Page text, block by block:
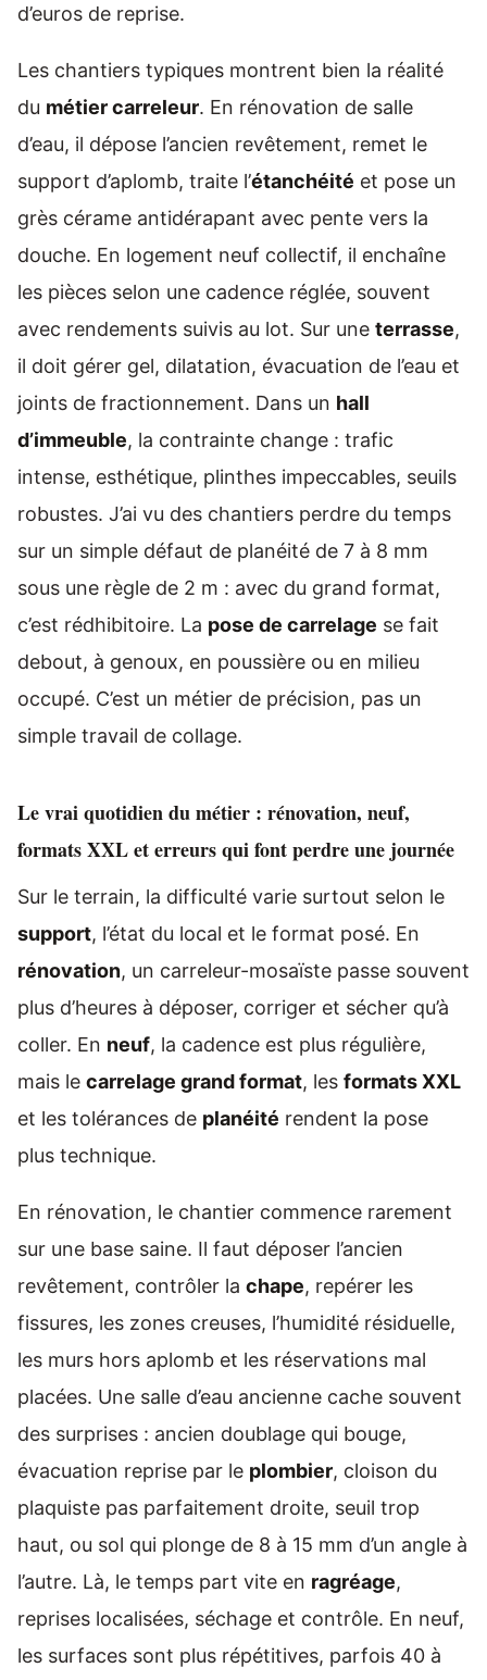
d’euros de reprise.
Les chantiers typiques montrent bien la réalité
du métier carreleur. En rénovation de salle
d’eau, il dépose l’ancien revêtement, remet le
support d’aplomb, traite l’étanchéité et pose un
grès cérame antidérapant avec pente vers la
douche. En logement neuf collectif, il enchaîne
les pièces selon une cadence réglée, souvent
avec rendements suivis au lot. Sur une terrasse,
il doit gérer gel, dilatation, évacuation de l’eau et
joints de fractionnement. Dans un hall
d’immeuble, la contrainte change : trafic
intense, esthétique, plinthes impeccables, seuils
robustes. J’ai vu des chantiers perdre du temps
sur un simple défaut de planéité de 7 à 8 mm
sous une règle de 2 m : avec du grand format,
c’est rédhibitoire. La pose de carrelage se fait
debout, à genoux, en poussière ou en milieu
occupé. C’est un métier de précision, pas un
simple travail de collage.
Le vrai quotidien du métier : rénovation, neuf,
formats XXL et erreurs qui font perdre une journée
Sur le terrain, la difficulté varie surtout selon le
support, l’état du local et le format posé. En
rénovation, un carreleur-mosaïste passe souvent
plus d’heures à déposer, corriger et sécher qu’à
coller. En neuf, la cadence est plus régulière,
mais le carrelage grand format, les formats XXL
et les tolérances de planéité rendent la pose
plus technique.
En rénovation, le chantier commence rarement
sur une base saine. Il faut déposer l’ancien
revêtement, contrôler la chape, repérer les
fissures, les zones creuses, l’humidité résiduelle,
les murs hors aplomb et les réservations mal
placées. Une salle d’eau ancienne cache souvent
des surprises : ancien doublage qui bouge,
évacuation reprise par le plombier, cloison du
plaquiste pas parfaitement droite, seuil trop
haut, ou sol qui plonge de 8 à 15 mm d’un angle à
l’autre. Là, le temps part vite en ragréage,
reprises localisées, séchage et contrôle. En neuf,
les surfaces sont plus répétitives, parfois 40 à